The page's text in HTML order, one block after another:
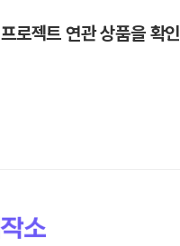
프로젝트 연관 상품을 확